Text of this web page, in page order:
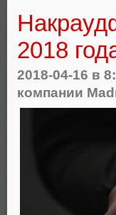
2018
2018-04-16 в
компании